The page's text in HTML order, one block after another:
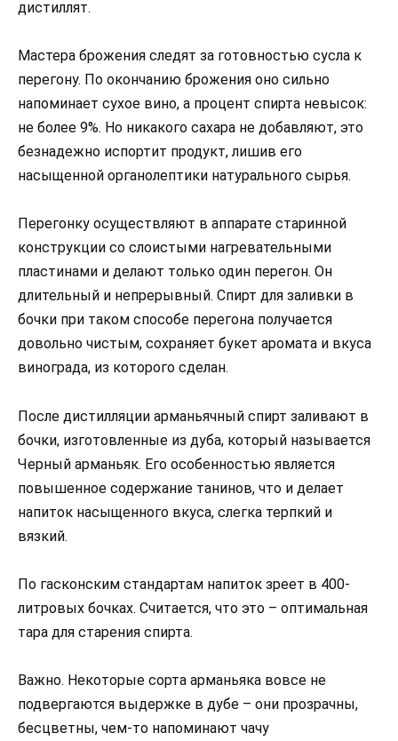
дистиллят.
Мастера брожения следят за готовностью сусла к
перегону. По окончанию брожения оно сильно
напоминает сухое вино, а процент спирта невысок:
не более 9%. Но никакого сахара не добавляют, это
безнадежно испортит продукт, лишив его
насыщенной органолептики натурального сырья.
Перегонку осуществляют в аппарате старинной
конструкции со слоистыми нагревательными
пластинами и делают только один перегон. Он
длительный и непрерывный. Спирт для заливки в
бочки при таком способе перегона получается
довольно чистым, сохраняет букет аромата и вкуса
винограда, из которого сделан.
После дистилляции арманьячный спирт заливают в
бочки, изготовленные из дуба, который называется
Черный арманьяк. Его особенностью является
повышенное содержание танинов, что и делает
напиток насыщенного вкуса, слегка терпкий и
вязкий.
По гасконским стандартам напиток зреет в 400-
литровых бочках. Считается, что это – оптимальная
тара для старения спирта.
Важно. Некоторые сорта арманьяка вовсе не
подвергаются выдержке в дубе – они прозрачны,
бесцветны, чем-то напоминают чачу